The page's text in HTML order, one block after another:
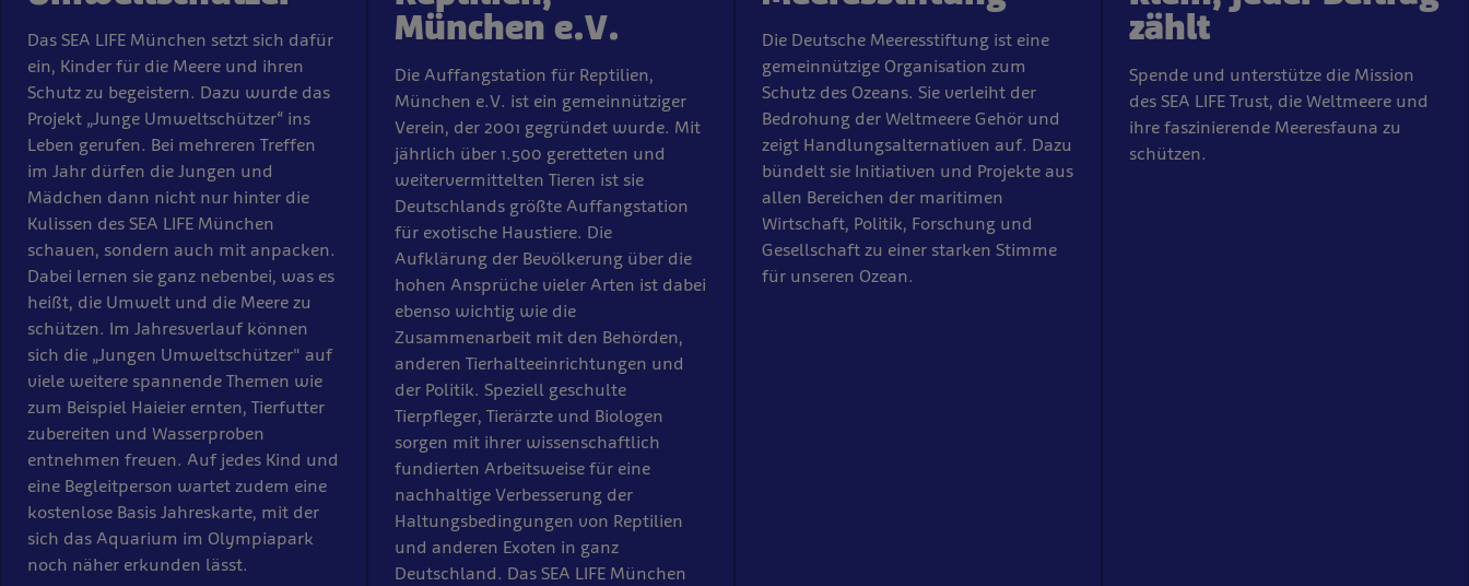
Das SEA LIFE München setzt sich dafür
ein, Kinder für die Meere und ihren
Schutz zu begeistern. Dazu wurde das
Projekt „Junge Umweltschützer“ ins
Leben gerufen. Bei mehreren Treffen
im Jahr dürfen die Jungen und
Mädchen dann nicht nur hinter die
Kulissen des SEA LIFE München
schauen, sondern auch mit anpacken.
Dabei lernen sie ganz nebenbei, was es
heißt, die Umwelt und die Meere zu
schützen. Im Jahresverlauf können
sich die „Jungen Umweltschützer" auf
viele weitere spannende Themen wie
zum Beispiel Haieier ernten, Tierfutter
zubereiten und Wasserproben
entnehmen freuen. Auf jedes Kind und
eine Begleitperson wartet zudem eine
kostenlose Basis Jahreskarte, mit der
sich das Aquarium im Olympiapark
noch näher erkunden lässt.
München e.V.
Die Auffangstation für Reptilien,
München e.V. ist ein gemeinnütziger
Verein, der 2001 gegründet wurde. Mit
jährlich über 1.500 geretteten und
weitervermittelten Tieren ist sie
Deutschlands größte Auffangstation
für exotische Haustiere. Die
Aufklärung der Bevölkerung über die
hohen Ansprüche vieler Arten ist dabei
ebenso wichtig wie die
Zusammenarbeit mit den Behörden,
anderen Tierhalteeinrichtungen und
der Politik. Speziell geschulte
Tierpfleger, Tierärzte und Biologen
sorgen mit ihrer wissenschaftlich
fundierten Arbeitsweise für eine
nachhaltige Verbesserung der
Haltungsbedingungen von Reptilien
und anderen Exoten in ganz
Deutschland. Das SEA LIFE München
Die Deutsche Meeresstiftung ist eine
gemeinnützige Organisation zum
Schutz des Ozeans. Sie verleiht der
Bedrohung der Weltmeere Gehör und
zeigt Handlungsalternativen auf. Dazu
bündelt sie Initiativen und Projekte aus
allen Bereichen der maritimen
Wirtschaft, Politik, Forschung und
Gesellschaft zu einer starken Stimme
für unseren Ozean.
zählt
Spende und unterstütze die Mission
des SEA LIFE Trust, die Weltmeere und
ihre faszinierende Meeresfauna zu
schützen.